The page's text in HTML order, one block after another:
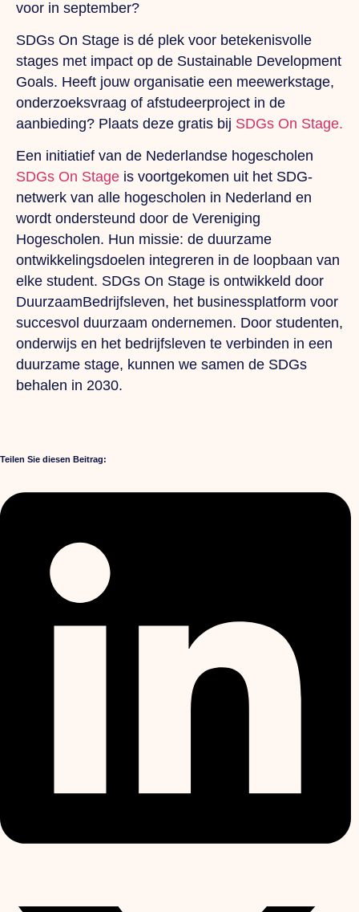
voor in september?
SDGs On Stage is dé plek voor betekenisvolle
stages met impact op de Sustainable Development
Goals. Heeft jouw organisatie een meewerkstage,
onderzoeksvraag of afstudeerproject in de
aanbieding? Plaats deze gratis bij SDGs On Stage.
Een initiatief van de Nederlandse hogescholen
SDGs On Stage is voortgekomen uit het SDG-
netwerk van alle hogescholen in Nederland en
wordt ondersteund door de Vereniging
Hogescholen. Hun missie: de duurzame
ontwikkelingsdoelen integreren in de loopbaan van
elke student. SDGs On Stage is ontwikkeld door
DuurzaamBedrijfsleven, het businessplatform voor
succesvol duurzaam ondernemen. Door studenten,
onderwijs en het bedrijfsleven te verbinden in een
duurzame stage, kunnen we samen de SDGs
behalen in 2030.
Teilen Sie diesen Beitrag: